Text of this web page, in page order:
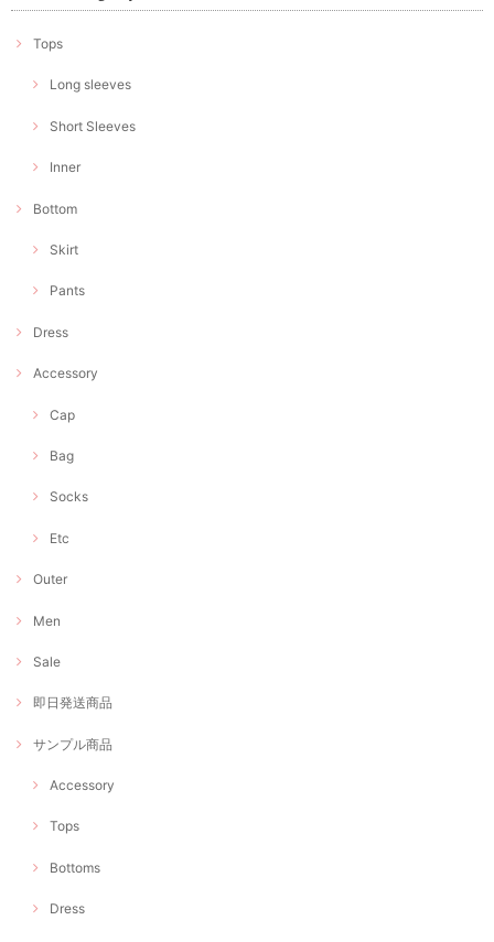
Tops
Long sleeves
Short Sleeves
Inner
Bottom
Skirt
Pants
Dress
Accessory
Cap
Bag
Socks
Etc
Outer
Men
Sale
即日発送商品
サンプル商品
Accessory
Tops
Bottoms
Dress